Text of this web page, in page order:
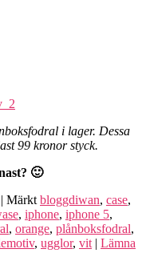
i lager. Dessa
99 kronor styck.
🙂
| Märkt bloggdiwan, case,
, iphone, iphone 5,
, orange, plånboksfodral,
, ugglor, vit | Lämna